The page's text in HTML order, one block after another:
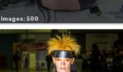
Images: 500